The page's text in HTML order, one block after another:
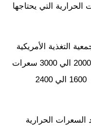
التي يحتاجها
التغذية الأمريكية
في عام 2023 ان الرجل يحتاج الي 2000 الي 3000 سعرات
حرارية يوميا بينما تحتاج المرأة الي 1600 الي 2400
الحرارية